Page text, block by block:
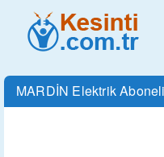
MARDİN Elektrik